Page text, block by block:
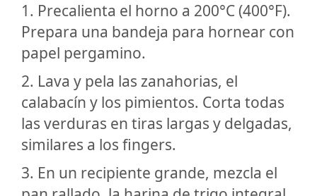
1. Precalienta el horno a 200°C (400°F).
Prepara una bandeja para hornear con
papel pergamino.
2. Lava y pela las zanahorias, el
calabacín y los pimientos. Corta todas
las verduras en tiras largas y delgadas,
similares a los fingers.
3. En un recipiente grande, mezcla el